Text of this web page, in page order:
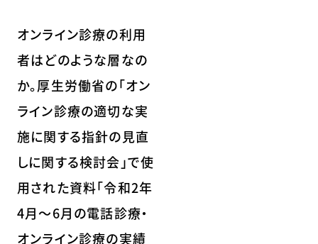
オンライン診療の利用
者はどのような層なの
か。厚生労働省の「オン
ライン診療の適切な実
施に関する指針の見直
しに関する検討会」で使
用された資料「令和2年
4月～6月の電話診療・
オンライン診療の実績